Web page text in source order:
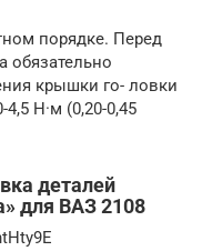
порядке. Перед
обязательно
крышки го- ловки
Н·м (0,20-0,45
деталей
для ВАЗ 2108